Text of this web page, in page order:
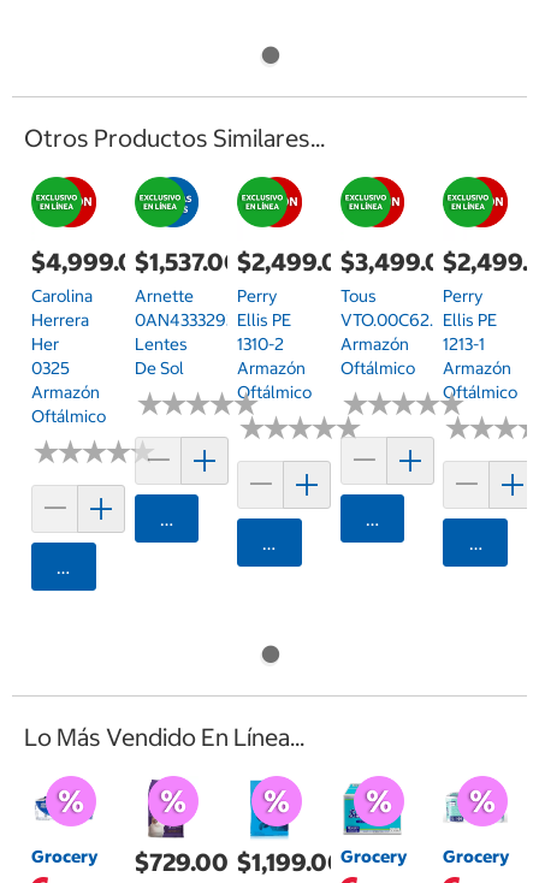
Otros Productos Similares...
$4,999.00
Carolina
Herrera
Her
0325
Armazón
Oftálmico
★★★★★
★★★★★
Agregar
$1,537.00
Arnette
0AN433329311W55
Lentes
De Sol
★★★★★
★★★★★
Agregar
$2,499.00
Perry
Ellis PE
1310-2
Armazón
Oftálmico
★★★★★
★★★★★
Agregar
$3,499.00
Tous
VTO.00C62.0XAP.53
Armazón
Oftálmico
★★★★★
★★★★★
Agregar
Perry
Ellis PE
1213-1
Armazón
Oftálmico
★★★
★★★
Lo Más Vendido En Línea...
Grocery $729.00 $1,199.00Grocery Grocery